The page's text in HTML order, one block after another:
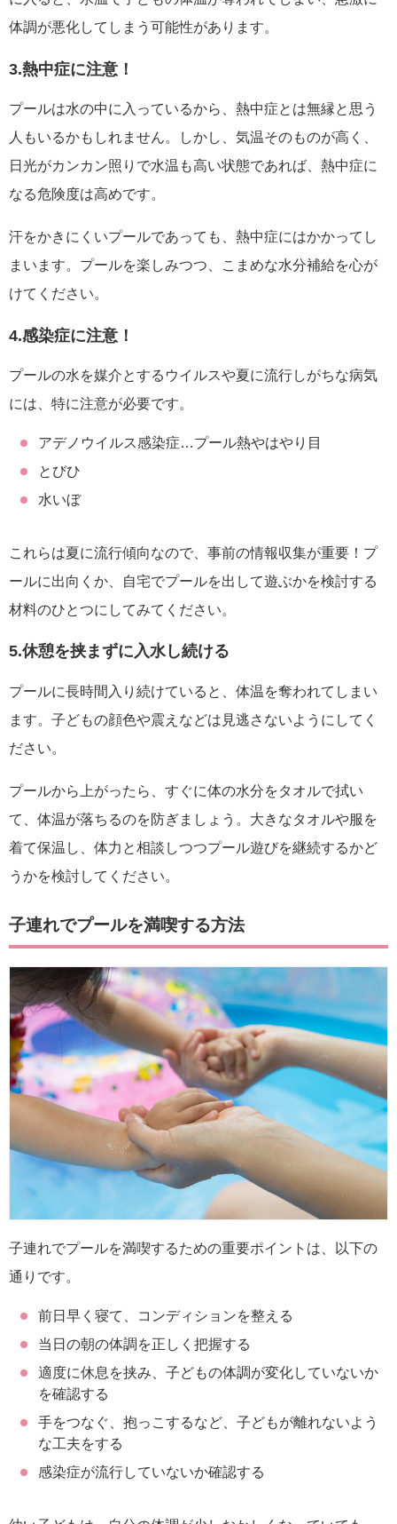
体調が悪化してしまう可能性があります。
3.熱中症に注意！
プールは水の中に入っているから、熱中症とは無縁と思う
人もいるかもしれません。しかし、気温そのものが高く、
日光がカンカン照りで水温も高い状態であれば、熱中症に
なる危険度は高めです。
汗をかきにくいプールであっても、熱中症にはかかってし
まいます。プールを楽しみつつ、こまめな水分補給を心が
けてください。
4.感染症に注意！
プールの水を媒介とするウイルスや夏に流行しがちな病気
には、特に注意が必要です。
アデノウイルス感染症…プール熱やはやり目
とびひ
水いぼ
これらは夏に流行傾向なので、事前の情報収集が重要！プ
ールに出向くか、自宅でプールを出して遊ぶかを検討する
材料のひとつにしてみてください。
5.休憩を挟まずに入水し続ける
プールに長時間入り続けていると、体温を奪われてしまい
ます。子どもの顔色や震えなどは見逃さないようにしてく
ださい。
プールから上がったら、すぐに体の水分をタオルで拭い
て、体温が落ちるのを防ぎましょう。大きなタオルや服を
着て保温し、体力と相談しつつプール遊びを継続するかど
うかを検討してください。
子連れでプールを満喫する方法
子連れでプールを満喫するための重要ポイントは、以下の
通りです。
前日早く寝て、コンディションを整える
当日の朝の体調を正しく把握する
適度に休息を挟み、子どもの体調が変化していないか
を確認する
手をつなぐ、抱っこするなど、子どもが離れないよう
な工夫をする
感染症が流行していないか確認する